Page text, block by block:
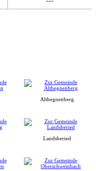
Althegnenberg
Landsberied